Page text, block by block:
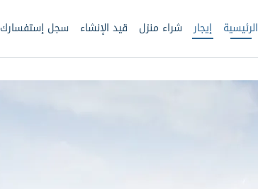
الرئيسية إيجار شراء منزل قيد الإنشاء سجل إستفسارك